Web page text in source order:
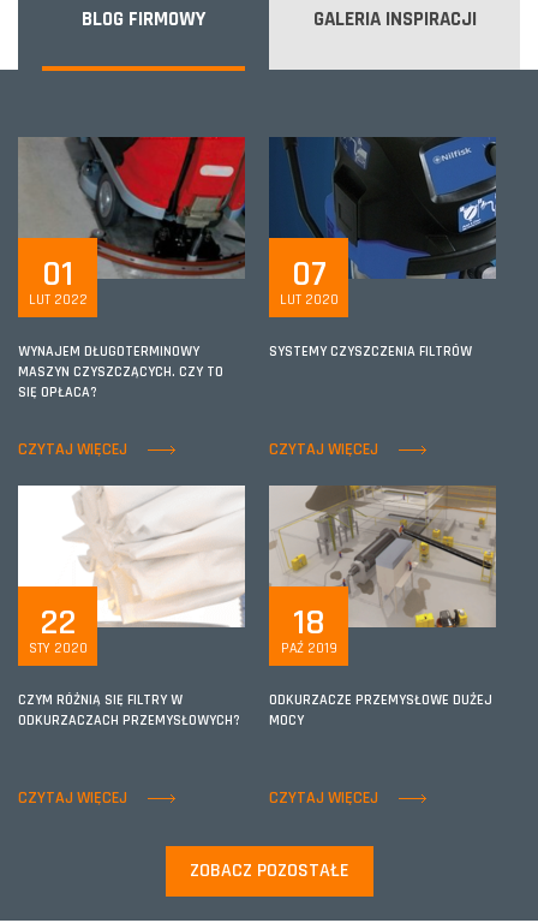
BLOG FIRMOWY GALERIA INSPIRACJI
01
LUT 2022
WYNAJEM DŁUGOTERMINOWY
MASZYN CZYSZCZĄCYCH. CZY TO
SIĘ OPŁACA?
CZYTAJ WIĘCEJ
07
LUT 2020
SYSTEMY CZYSZCZENIA FILTRÓW
CZYTAJ WIĘCEJ
22
STY 2020
CZYM RÓŻNIĄ SIĘ FILTRY W
ODKURZACZACH PRZEMYSŁOWYCH?
CZYTAJ WIĘCEJ
18
PAŹ 2019
ODKURZACZE PRZEMYSŁOWE DUŻEJ
MOCY
CZYTAJ WIĘCEJ
ZOBACZ POZOSTAŁE